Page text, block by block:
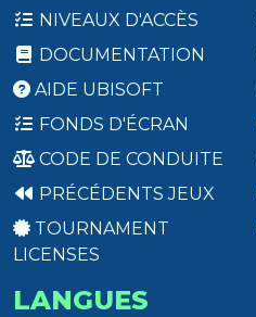
NIVEAUX D'ACCÈS
DOCUMENTATION
AIDE UBISOFT
FONDS D'ÉCRAN
CODE DE CONDUITE
PRÉCÉDENTS JEUX
TOURNAMENT
LICENSES
LANGUES